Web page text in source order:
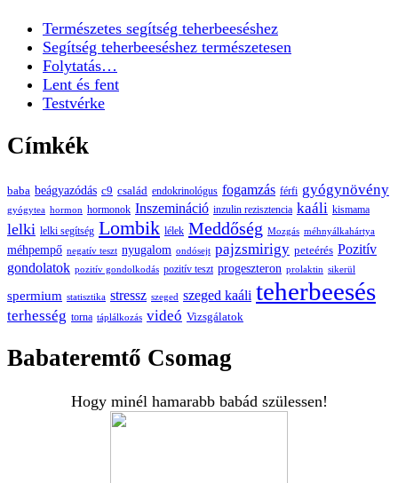
Természetes segítség teherbeeséshez
Segítség teherbeeséshez természetesen
Folytatás…
Lent és fent
Testvérke
Címkék
baba beágyazódás c9 család endokrinológus fogamzás férfi gyógynövény
gyógytea hormon hormonok Inszemináció inzulin rezisztencia kaáli kismama
lelki lelki segítség Lombik lélek Meddőség Mozgás méhnyálkahártya
méhpempő negatív teszt nyugalom ondósejt pajzsmirigy peteérés Pozitív
gondolatok pozitív gondolkodás pozitív teszt progeszteron prolaktin sikerül
spermium statisztika stressz szeged szeged kaáli teherbeesés
terhesség torna táplálkozás videó Vizsgálatok
Babateremtő Csomag
Hogy minél hamarabb babád szülessen!